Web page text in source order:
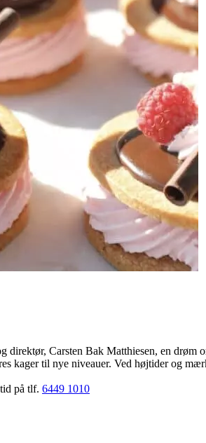
Carsten Bak Matthiesen, en drøm
kager til nye niveauer. Ved højtider og
på tlf. 6449 1010